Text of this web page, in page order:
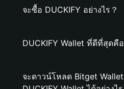
จะซื้อ DUCKIFY อย่างไร？
DUCKIFY Wallet ที่ดีที่สุดคื
จะดาวน์โหลด Bitget